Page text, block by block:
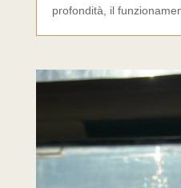
profondità, il